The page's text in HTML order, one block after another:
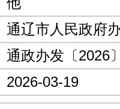
通辽市人民政府
通政办发〔2026
2026-03-19